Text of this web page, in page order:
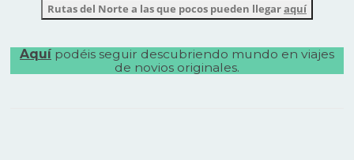
Rutas del Norte a las que pocos pueden llegaraquí
Aquí podéis seguir descubriendo mundo en viajes
de novios originales.